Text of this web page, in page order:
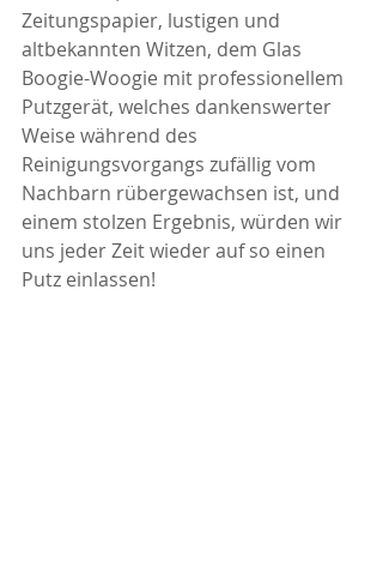
Zeitungspapier, lustigen und
altbekannten Witzen, dem Glas
Boogie-Woogie mit professionellem
Putzgerät, welches dankenswerter
Weise während des
Reinigungsvorgangs zufällig vom
Nachbarn rübergewachsen ist, und
einem stolzen Ergebnis, würden wir
uns jeder Zeit wieder auf so einen
Putz einlassen!